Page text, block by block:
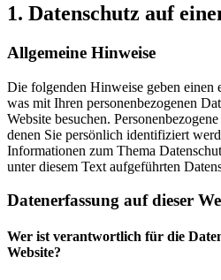
1. Datenschutz auf
Allgemeine Hinweise
Die folgenden Hinweise geben einen
was mit Ihren personenbezogenen
Website besuchen.
denen Sie persönlich identifiziert
Informationen zum Thema
unter diesem Text aufgeführten
Datenerfassung auf dieser
Wer ist verantwortlich für die
Website?